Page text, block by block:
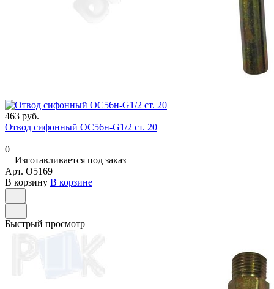
463 руб.
Отвод сифонный ОС56н-G1/2 ст. 20
0
Изготавливается под заказ
Арт. O5169
В корзину В корзине
Быстрый просмотр